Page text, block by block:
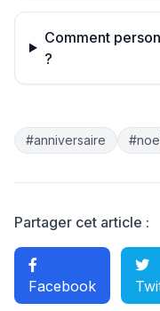
Comment
?
#anniversaire
Partager cet article :
Facebook